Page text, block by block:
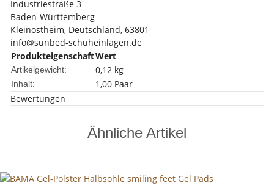
Industriestraße 3
Baden-Württemberg
Kleinostheim, Deutschland, 63801
info@sunbed-schuheinlagen.de
ProdukteigenschaftWert
Artikelgewicht: 0,12 kg
Inhalt:
1,00 Paar
Bewertungen
Ähnliche Artikel